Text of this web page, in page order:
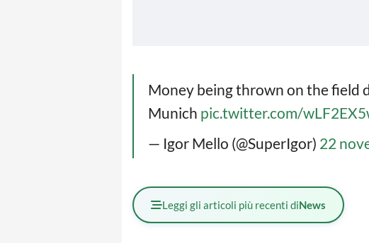
Money being thrown on the field
Munich pic.twitter.com/
— Igor Mello (@SuperIgor) 22
Leggi gli articoli più recenti diNews